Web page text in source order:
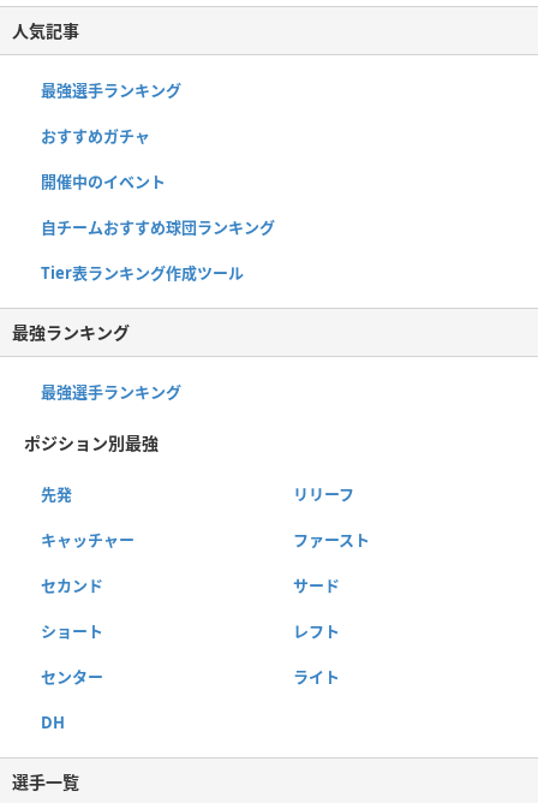
人気記事
最強選手ランキング
おすすめガチャ
開催中のイベント
自チームおすすめ球団ランキング
Tier表ランキング作成ツール
最強ランキング
最強選手ランキング
ポジション別最強
先発 リリーフ
キャッチャー ファースト
セカンド サード
ショート レフト
センター ライト
DH
選手一覧